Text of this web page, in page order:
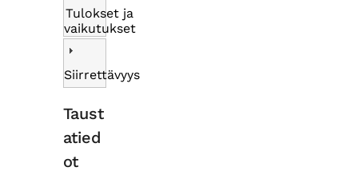
Tulokset ja
vaikutukset
Siirrettävyys
Taust
atied
ot